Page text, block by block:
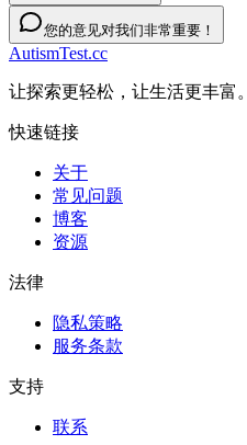
您的意见对我们非常重要！
AutismTest.cc
让探索更轻松，让生活更丰富。
快速链接
关于
常见问题
博客
资源
法律
隐私策略
服务条款
支持
联系